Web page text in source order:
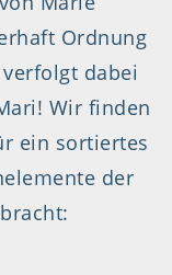
Ordnung
dabei
Wir finden
ein sortiertes
der